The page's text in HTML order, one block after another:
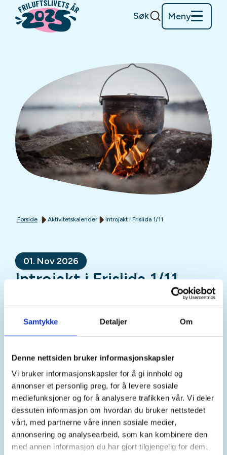
Samtykke Detaljer Om
Denne nettsiden bruker informasjonskapsler
Vi bruker informasjonskapsler for å gi innhold og
annonser et personlig preg, for å levere sosiale
mediefunksjoner og for å analysere trafikken vår. Vi deler
dessuten informasjon om hvordan du bruker nettstedet
vårt, med partnerne våre innen sosiale medier,
annonsering og analysearbeid, som kan kombinere den
med annen informasjon du har gjort tilgjengelig for dem,
Søk Meny
Forside Aktivitetskalender Introjakt i Frislida 1/11
01. Nov 2026
Introjakt i Frislida 1/11
Tid
01. Nov 2026
Kl. 09.00 - 18.00